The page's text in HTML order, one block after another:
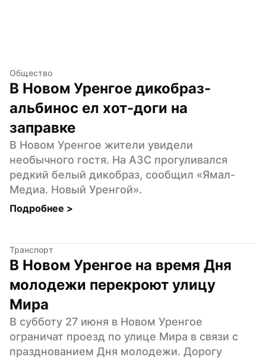
Общество
В Новом Уренгое дикобраз-
альбинос ел хот-доги на
заправке
В Новом Уренгое жители увидели
необычного гостя. На АЗС прогуливался
редкий белый дикобраз, сообщил «Ямал-
Медиа. Новый Уренгой».
Подробнее >
Транспорт
В Новом Уренгое на время Дня
молодежи перекроют улицу
Мира
В субботу 27 июня в Новом Уренгое
ограничат проезд по улице Мира в связи с
празднованием Дня молодежи. Дорогу